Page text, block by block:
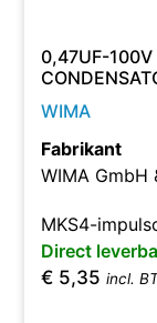
0,47UF-
WIMA
Fabrikant
WIMA GmbH
MKS4-
Direct
€ 5,35 incl.